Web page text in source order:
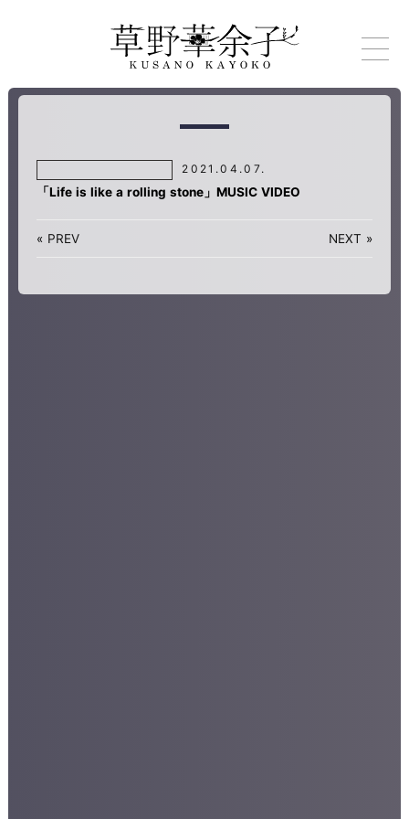
2021.04.07.
「Life is like a rolling stone」MUSIC VIDEO
« PREV NEXT »